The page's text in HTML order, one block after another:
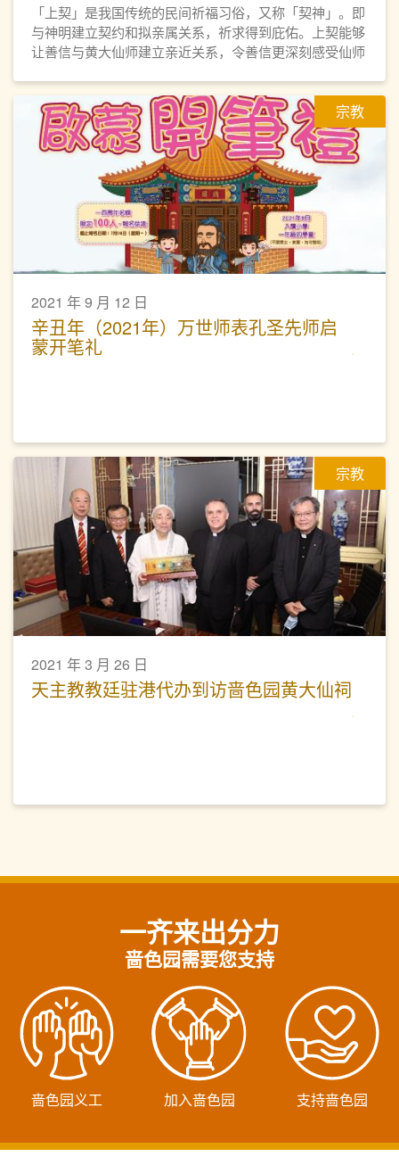
「上契」是我国传统的民间祈福习俗，又称「契神」。即
与神明建立契约和拟亲属关系，祈求得到庇佑。上契能够
让善信与黄大仙师建立亲近关系，令善信更深刻感受仙师
为契子女恒常举办活动，让契子女勿忘仙恩，时常普济劝
善，弘扬黄大仙信仰的教义和文化。
宗教
2021 年 9 月 12 日
辛丑年（2021年）万世师表孔圣先师启
蒙开笔礼
宗教
2021 年 3 月 26 日
天主教教廷驻港代办到访啬色园黄大仙祠
一齐来出分力
啬色园需要您支持
啬色园义工 加入啬色园 支持啬色园